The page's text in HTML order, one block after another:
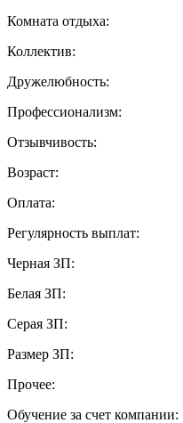
Комната отдыха:
Коллектив:
Дружелюбность:
Профессионализм:
Отзывчивость:
Возраст:
Оплата:
Регулярность выплат:
Черная ЗП:
Белая ЗП:
Серая ЗП:
Размер ЗП:
Прочее:
Обучение за счет компании: